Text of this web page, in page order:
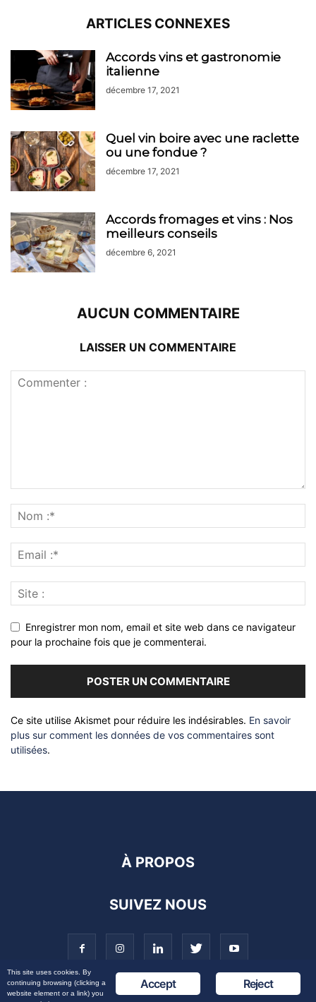
ARTICLES CONNEXES
Accords vins et gastronomie
italienne
décembre 17, 2021
Quel vin boire avec une raclette
ou une fondue ?
décembre 17, 2021
Accords fromages et vins : Nos
meilleurs conseils
décembre 6, 2021
AUCUN COMMENTAIRE
LAISSER UN COMMENTAIRE
Enregistrer mon nom, email et site web dans ce navigateur
pour la prochaine fois que je commenterai.
Ce site utilise Akismet pour réduire les indésirables. En savoir
plus sur comment les données de vos commentaires sont
utilisées.
À PROPOS
SUIVEZ NOUS
Reject
Accept
This site uses cookies. By
continuing browsing (clicking a
website element or a link) you